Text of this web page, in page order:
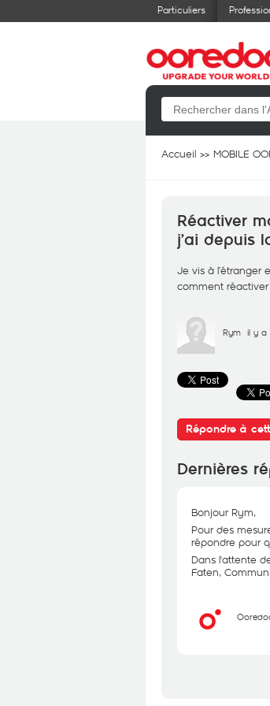
Particuliers
Accueil MOBILE
Réactiver
j’ai depuis
Je vis à l’étranger
comment
Rym il y a
Répondre à
Dernières
Bonjour Rym,
Pour des
répondre pour
Dans l'attente
Faten,